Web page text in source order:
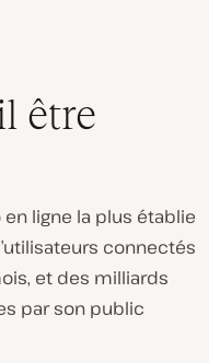
être
ligne la plus établie
connectés
et des milliards
par son public